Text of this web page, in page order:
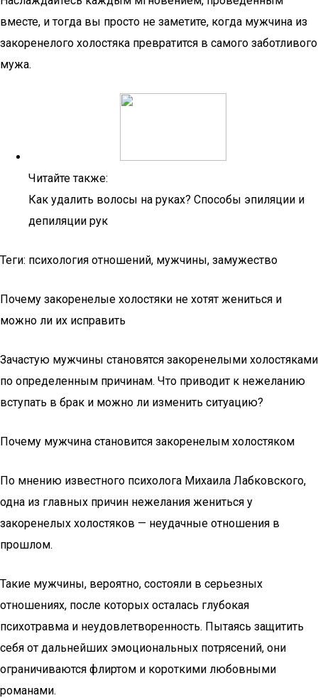
вместе, и тогда вы просто не заметите, когда мужчина из
закоренелого холостяка превратится в самого заботливого
мужа.
Читайте также:
Как удалить волосы на руках? Способы эпиляции и
депиляции рук
Теги: психология отношений, мужчины, замужество
Почему закоренелые холостяки не хотят жениться и
можно ли их исправить
Зачастую мужчины становятся закоренелыми холостяками
по определенным причинам. Что приводит к нежеланию
вступать в брак и можно ли изменить ситуацию?
Почему мужчина становится закоренелым холостяком
По мнению известного психолога Михаила Лабковского,
одна из главных причин нежелания жениться у
закоренелых холостяков — неудачные отношения в
прошлом.
Такие мужчины, вероятно, состояли в серьезных
отношениях, после которых осталась глубокая
психотравма и неудовлетворенность. Пытаясь защитить
себя от дальнейших эмоциональных потрясений, они
ограничиваются флиртом и короткими любовными
романами.